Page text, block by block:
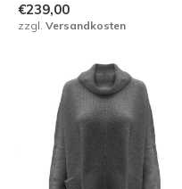
€239,00
zzgl. Versandkosten